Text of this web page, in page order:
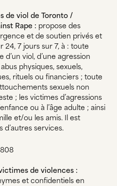
de viol de Toronto /
Rape : propose des
et de soutien privés et
7 jours sur 7, à : toute
viol, d’une agression
physiques, sexuels,
rituels ou financiers ; toute
sexuels non
; les victimes d’agressions
ou à l’âge adulte ; ainsi
et/ou les amis. Il est
d’autres services.
de violences :
et confidentiels en